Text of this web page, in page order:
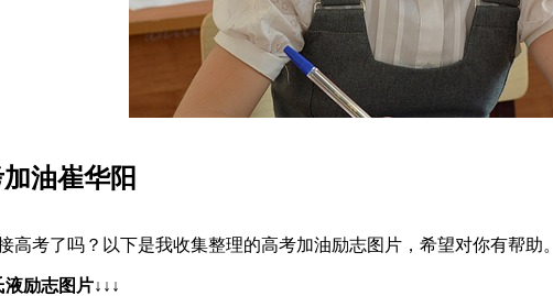
油崔华阳
高考了吗？以下是我收集整理的高考加油励志图片，希望对你有帮助。
励志图片↓↓↓